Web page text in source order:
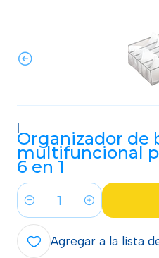
|
Organizador de
multifuncional
6 en 1
Cantidad
Agregar a la lista